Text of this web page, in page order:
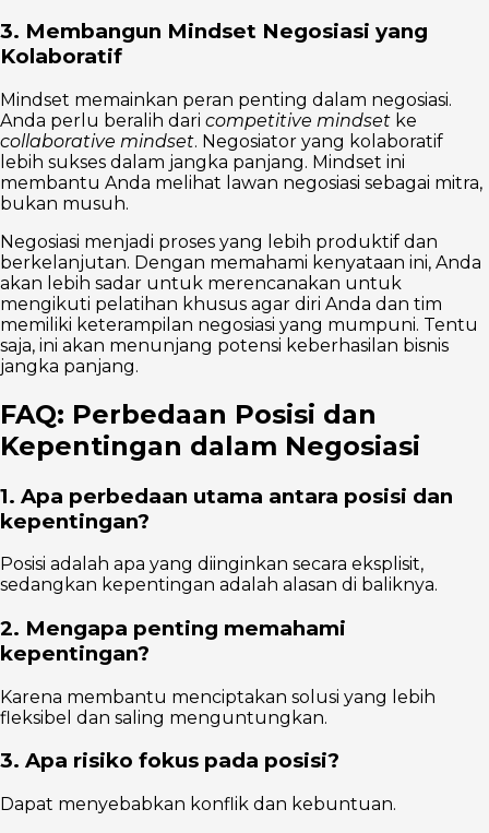
3. Membangun Mindset Negosiasi yang
Kolaboratif
Mindset memainkan peran penting dalam negosiasi.
Anda perlu beralih dari competitive mindset ke
collaborative mindset. Negosiator yang kolaboratif
lebih sukses dalam jangka panjang. Mindset ini
membantu Anda melihat lawan negosiasi sebagai mitra,
bukan musuh.
Negosiasi menjadi proses yang lebih produktif dan
berkelanjutan. Dengan memahami kenyataan ini, Anda
akan lebih sadar untuk merencanakan untuk
mengikuti pelatihan khusus agar diri Anda dan tim
memiliki keterampilan negosiasi yang mumpuni. Tentu
saja, ini akan menunjang potensi keberhasilan bisnis
jangka panjang.
FAQ: Perbedaan Posisi dan
Kepentingan dalam Negosiasi
1. Apa perbedaan utama antara posisi dan
kepentingan?
Posisi adalah apa yang diinginkan secara eksplisit,
sedangkan kepentingan adalah alasan di baliknya.
2. Mengapa penting memahami
kepentingan?
Karena membantu menciptakan solusi yang lebih
fleksibel dan saling menguntungkan.
3. Apa risiko fokus pada posisi?
Dapat menyebabkan konflik dan kebuntuan.